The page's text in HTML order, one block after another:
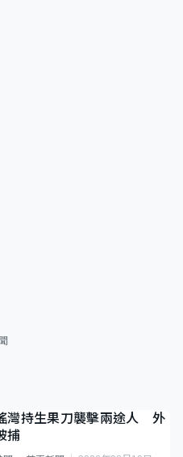
灣持生果刀襲擊兩途人 外
捕